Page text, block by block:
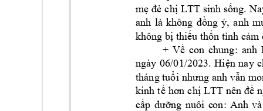
  LTT  
     

+    
ngày 06/01/2023 n nay
  
    LTT  
    